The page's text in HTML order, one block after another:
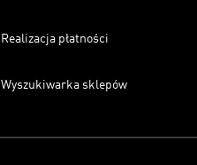
Realizacja płatności
Wyszukiwarka sklepów